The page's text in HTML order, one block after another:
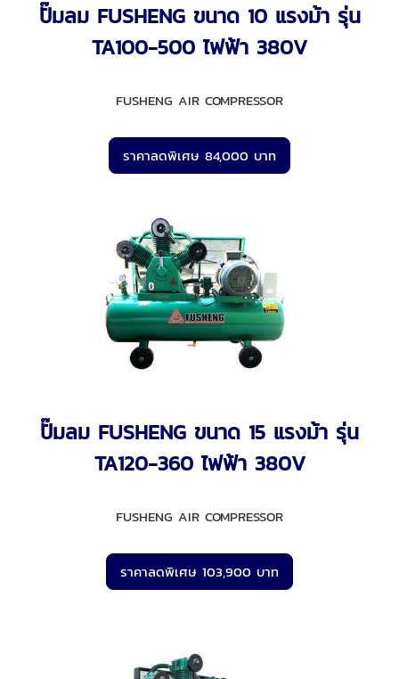
ปั๊มลม FUSHENG ขนาด 10 แรงม้า รุ่น
TA100-500 ไฟฟ้า 380V
FUSHENG AIR COMPRESSOR
ราคาลดพิเศษ 84,000 บาท
ปั๊มลม FUSHENG ขนาด 15 แรงม้า รุ่น
TA120-360 ไฟฟ้า 380V
FUSHENG AIR COMPRESSOR
ราคาลดพิเศษ 103,900 บาท